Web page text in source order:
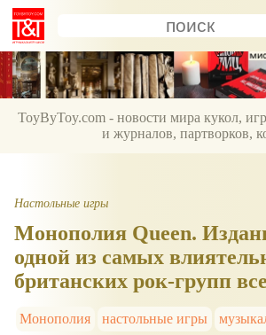
ToyByToy.com - новости мира кукол,
и журналов, партворков,
Настольные игры
Монополия Queen.
одной из самых
британских рок-групп
Монополия настольные игры